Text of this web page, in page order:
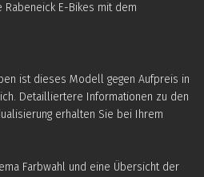
E-Bikes mit dem
ist dieses Modell gegen Aufpreis in
Detailliertere Informationen zu den
erhalten Sie bei Ihrem
Farbwahl und eine Übersicht der